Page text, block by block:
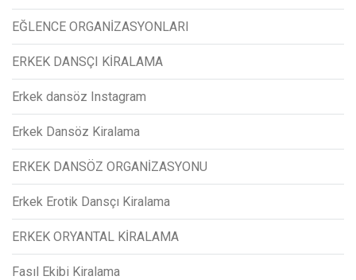
EĞLENCE ORGANİZASYONLARI
ERKEK DANSÇI KİRALAMA
Erkek dansöz Instagram
Erkek Dansöz Kiralama
ERKEK DANSÖZ ORGANİZASYONU
Erkek Erotik Dansçı Kiralama
ERKEK ORYANTAL KİRALAMA
Fasıl Ekibi Kiralama